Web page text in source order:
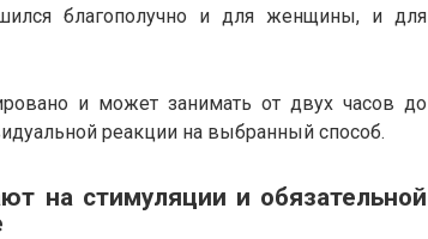
благополучно и для женщины, и для
и может занимать от двух часов до
реакции на выбранный способ.
на стимуляции и обязательной